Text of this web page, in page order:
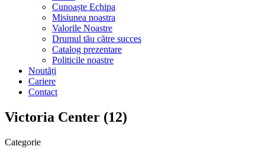
Cunoaște Echipa
Misiunea noastra
Valorile Noastre
Drumul tău către succes
Catalog prezentare
Politicile noastre
Noutăți
Cariere
Contact
Victoria Center (12)
Categorie